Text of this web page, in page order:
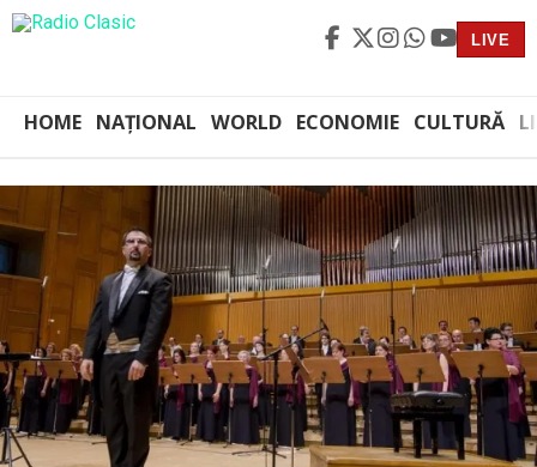
LIVE
HOME NAȚIONAL WORLD ECONOMIE CULTURĂ